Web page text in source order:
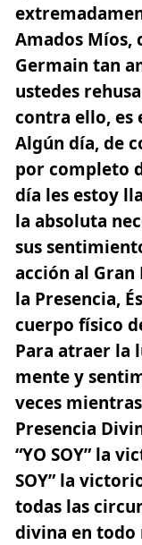
Amados Míos,
Germain tan
ustedes
contra ello, es
Algún día, de
por completo
día les estoy
la absoluta
sus
acción al Gran
la Presencia,
cuerpo físico
Para atraer la
mente y
veces
Presencia
“YO SOY” la
SOY” la
todas las
divina en todo